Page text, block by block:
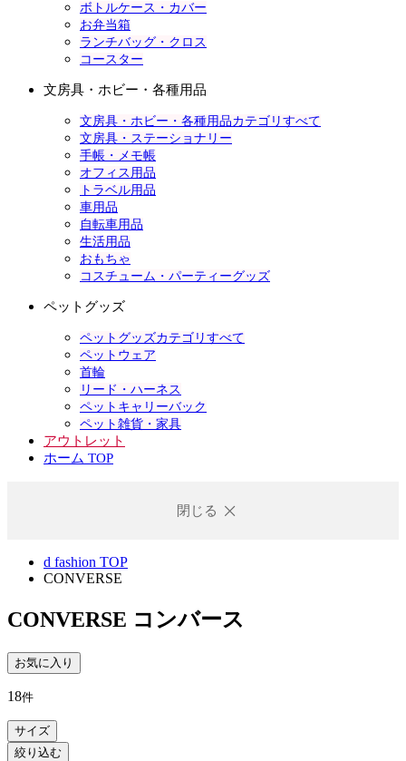
ボトルケース・カバー
お弁当箱
ランチバッグ・クロス
コースター
文房具・ホビー・各種用品
文房具・ホビー・各種用品カテゴリすべて
文房具・ステーショナリー
手帳・メモ帳
オフィス用品
トラベル用品
車用品
自転車用品
生活用品
おもちゃ
コスチューム・パーティーグッズ
ペットグッズ
ペットグッズカテゴリすべて
ペットウェア
首輪
リード・ハーネス
ペットキャリーバック
ペット雑貨・家具
アウトレット
ホーム TOP
閉じる
d fashion TOP
CONVERSE
CONVERSE コンバース
お気に入り
18件
サイズ
絞り込む